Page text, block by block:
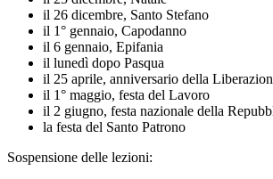
il 26 dicembre, Santo Stefano
il 1° gennaio, Capodanno
il 6 gennaio, Epifania
il lunedì dopo Pasqua
il 25 aprile, anniversario della
il 1° maggio, festa del Lavoro
il 2 giugno, festa nazionale della
la festa del Santo Patrono
Sospensione delle lezioni: